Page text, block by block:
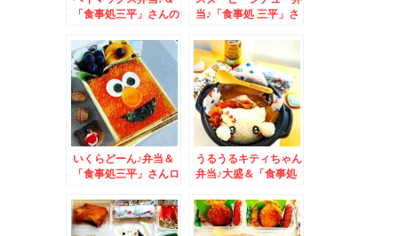
「食事処三平」さんの
＾＾♪メニュー制覇ま
であと少し( ´艸｀)
当♪「食事処 三平」さ
すぎる件Σ(ﾟДﾟ)「塩
チャーシューメン」
いくらどーん♪弁当＆
「食事処三平」さんロ
メン塩味」(*´艸`*)
うるうるキティちゃん
弁当♪大盛＆「食事処
ーメン＋半チャーハ
ン」食べたぁ♪